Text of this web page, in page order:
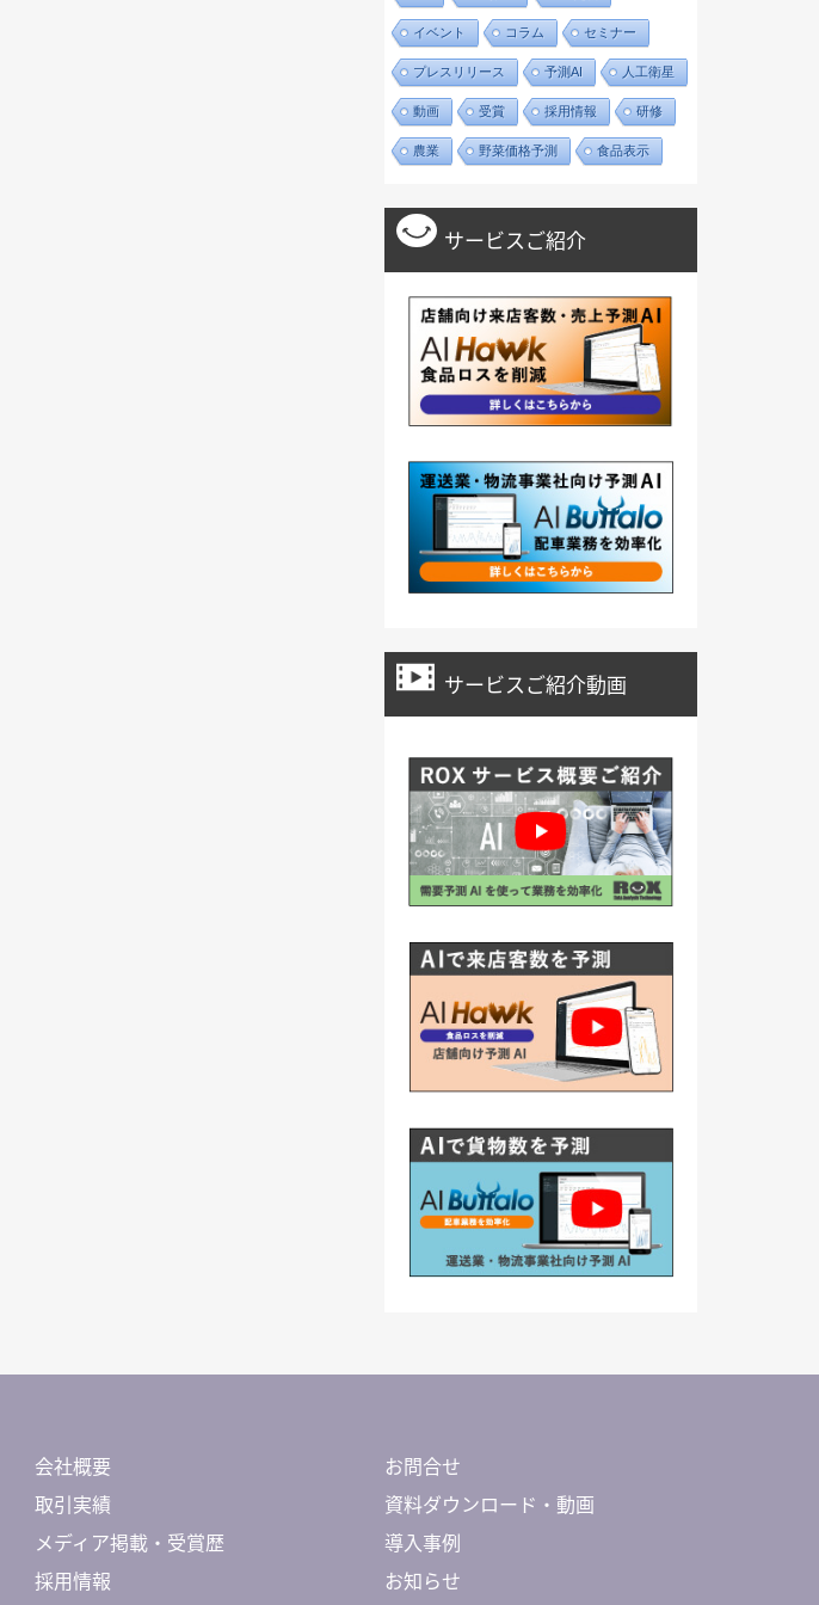
イベント コラム セミナー
プレスリリース 予測AI 人工衛星
動画 受賞 採用情報 研修
農業 野菜価格予測 食品表示
サービスご紹介
サービスご紹介動画
会社概要
取引実績
メディア掲載・受賞歴
採用情報
お問合せ
資料ダウンロード・動画
導入事例
お知らせ